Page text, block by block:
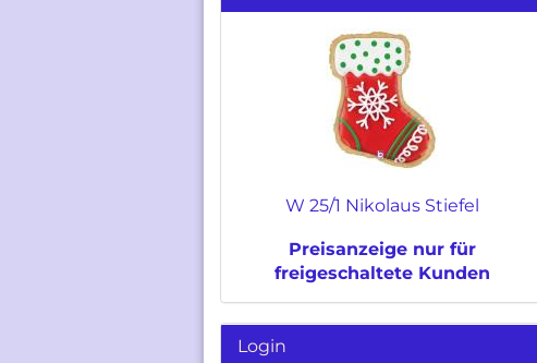
W 25/1 Nikolaus Stiefel
Preisanzeige nur für
freigeschaltete Kunden
Login